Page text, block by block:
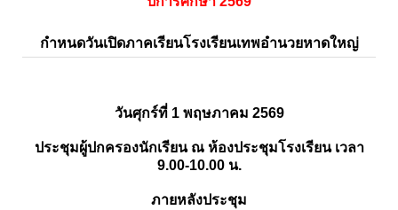
กำหนดวันเปิดภาคเรียนโรงเรียนเทพอำนวยหาดใหญ่
วันศุกร์ที่ 1 พฤษภาคม 2569
ประชุมผู้ปกครองนักเรียน ณ ห้องประชุมโรงเรียน เวลา
9.00-10.00 น.
ภายหลังประชุม